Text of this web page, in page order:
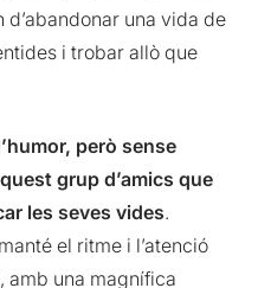
d’abandonar una vida de
i trobar allò que
però sense
grup d’amics que
les seves vides.
el ritme i l’atenció
amb una magnífica